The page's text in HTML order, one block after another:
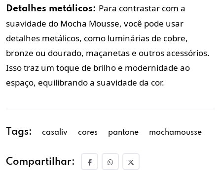
Detalhes metálicos: Para contrastar com a
suavidade do Mocha Mousse, você pode usar
detalhes metálicos, como luminárias de cobre,
bronze ou dourado, maçanetas e outros acessórios.
Isso traz um toque de brilho e modernidade ao
espaço, equilibrando a suavidade da cor.
Tags: casaliv cores pantone mochamousse
Compartilhar: